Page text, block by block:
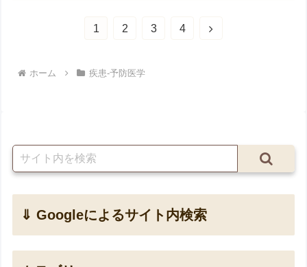
1 2 3 4
次
ホーム 疾患-予防医学
⇓ Googleによるサイト内検索